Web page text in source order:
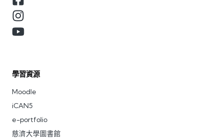
學習資源
Moodle
iCAN5
e-portfolio
慈濟大學圖書館